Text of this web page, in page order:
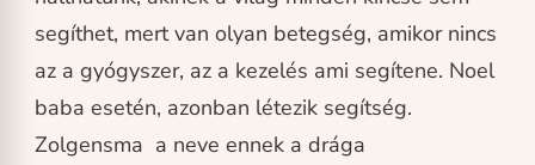
segíthet, mert van olyan betegség, amikor nincs
az a gyógyszer, az a kezelés ami segítene. Noel
baba esetén, azonban létezik segítség.
Zolgensma a neve ennek a drága